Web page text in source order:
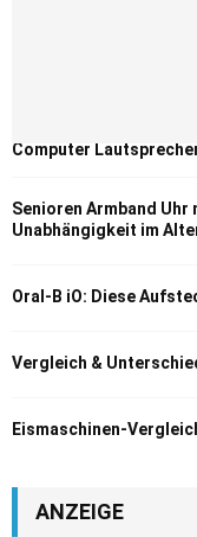
Computer
Senioren Armband Uhr
Unabhängigkeit im
Oral-B iO: Diese
Vergleich &
Eismaschinen-
ANZEIGE